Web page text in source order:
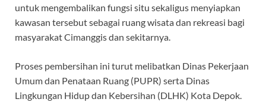
untuk mengembalikan fungsi situ sekaligus menyiapkan
kawasan tersebut sebagai ruang wisata dan rekreasi bagi
masyarakat Cimanggis dan sekitarnya.
Proses pembersihan ini turut melibatkan Dinas Pekerjaan
Umum dan Penataan Ruang (PUPR) serta Dinas
Lingkungan Hidup dan Kebersihan (DLHK) Kota Depok.